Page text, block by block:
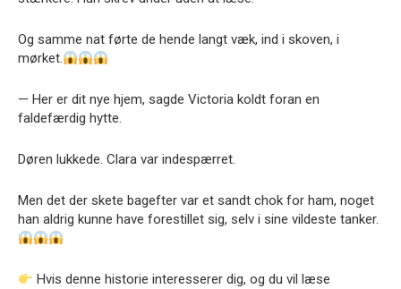
Og samme nat førte de hende langt væk, ind i skoven, i
mørket.
— Her er dit nye hjem, sagde Victoria koldt foran en
faldefærdig hytte.
Døren lukkede. Clara var indespærret.
Men det der skete bagefter var et sandt chok for ham, noget
han aldrig kunne have forestillet sig, selv i sine vildeste tanker.
Hvis denne historie interesserer dig, og du vil læse